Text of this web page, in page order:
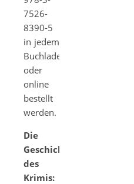
7526-
8390-5
in jedem
Buchladen
oder
online
bestellt
werden.
Die
Geschichte
des
Krimis: